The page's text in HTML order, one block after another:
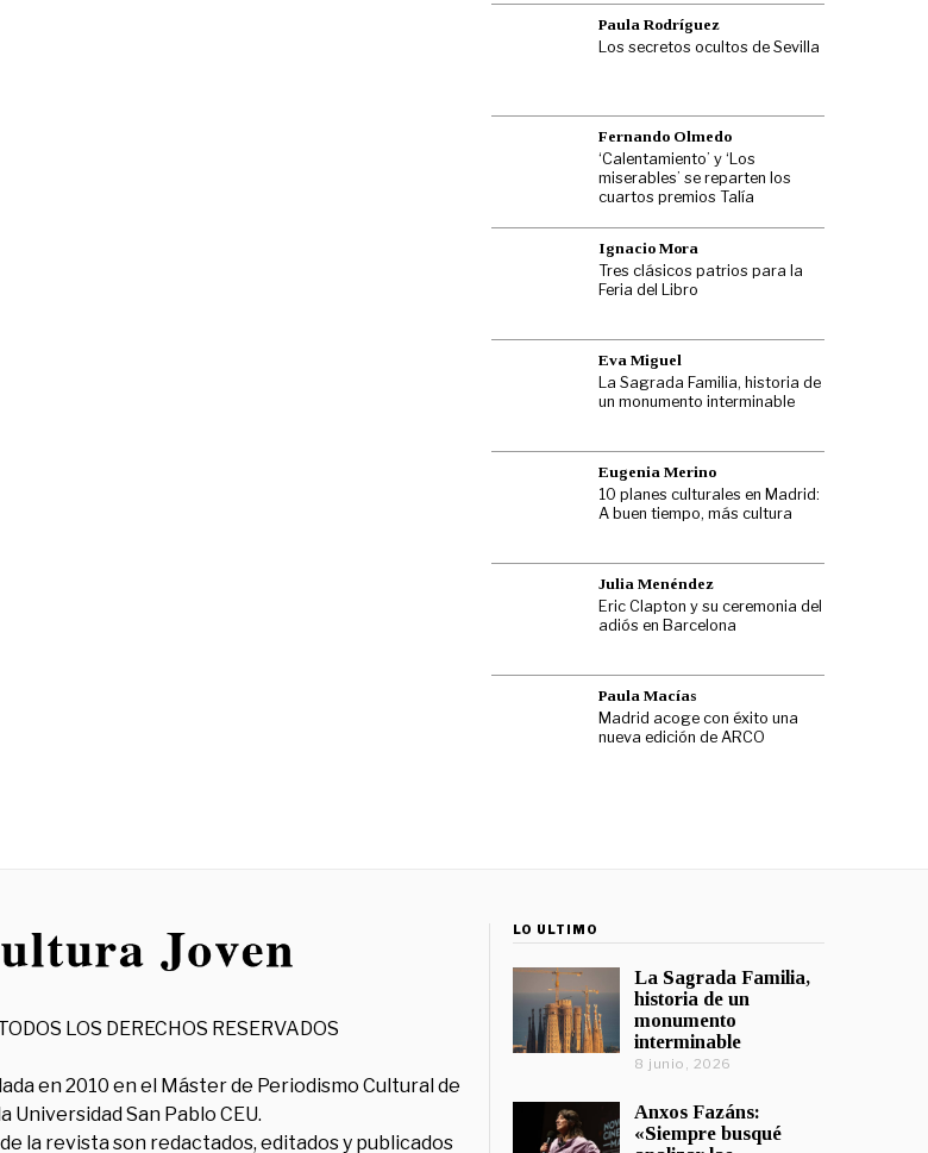
Paula Rodríguez
Los secretos ocultos de Sevilla
Fernando Olmedo
‘Calentamiento’ y ‘Los
miserables’ se reparten los
cuartos premios Talía
Ignacio Mora
Tres clásicos patrios para la
Feria del Libro
Eva Miguel
La Sagrada Familia, historia de
un monumento interminable
Eugenia Merino
10 planes culturales en Madrid:
A buen tiempo, más cultura
Julia Menéndez
Eric Clapton y su ceremonia del
adiós en Barcelona
Paula Macías
Madrid acoge con éxito una
nueva edición de ARCO
LOS DERECHOS RESERVADOS
en 2010 en el Máster de Periodismo Cultural de
la Universidad San Pablo CEU.
la revista son redactados, editados y publicados
LO ÚLTIMO
La Sagrada Familia,
historia de un
monumento
interminable
8 junio, 2026
Anxos Fazáns:
«Siempre busqué